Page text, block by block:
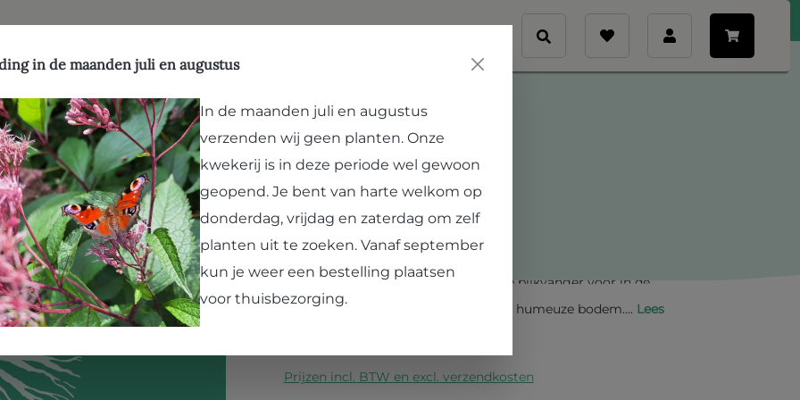
Actaea x 'Queen of Sheba'
Zilverkaars
Deze imposante plant valt op door de grootte in combinatie met
het zwarte blad. De sierlijke witte bloempluimen steken daar mooi
tegen af. Ze geuren lekker. Een echte blikvanger voor in de
herfsttuin. Zilverkaars houdt van een humeuze bodem.... Lees
Prijzen incl. BTW en excl. verzendkosten
in de maanden juli en augustus
In de maanden juli en augustus
verzenden wij geen planten. Onze
kwekerij is in deze periode wel gewoon
geopend. Je bent van harte welkom op
donderdag, vrijdag en zaterdag om zelf
planten uit te zoeken. Vanaf september
kun je weer een bestelling plaatsen
voor thuisbezorging.